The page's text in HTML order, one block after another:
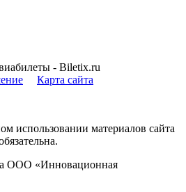
- Biletix.ru
Карта сайта
использовании материалов сайта
ООО «Инновационная